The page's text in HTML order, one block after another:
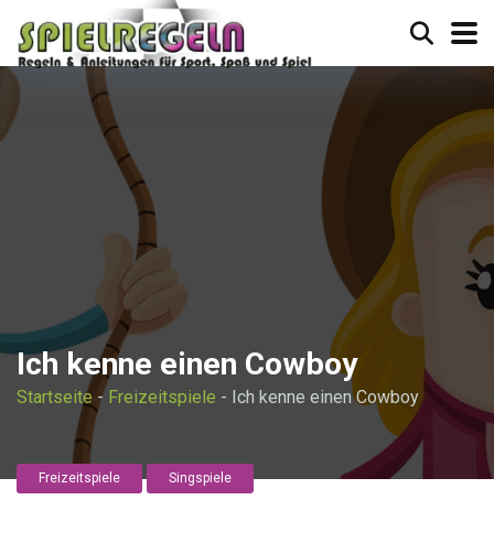
Ich kenne einen Cowboy
Startseite - Freizeitspiele - Ich kenne einen Cowboy
Freizeitspiele Singspiele